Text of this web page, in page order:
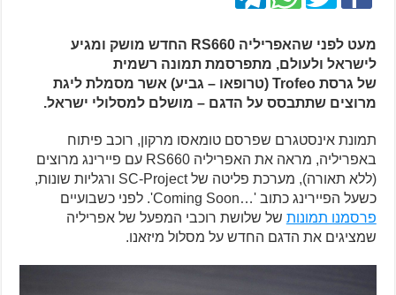
מעט לפני שהאפריליה RS660 החדש מושק ומגיע
לישראל ולעולם, מתפרסמת תמונה רשמית
של גרסת Trofeo (טרופאו – גביע) אשר מסמלת ליגת
מרוצים שתתבסס על הדגם – מושלם למסלולי ישראל.
תמונת אינסטגרם שפרסם טומאסו מרקון, רוכב פיתוח
באפריליה, מראה את האפריליה RS660 עם פיירינג מרוצים
(ללא תאורה), מערכת פליטה של SC-Project ורגליות שונות,
כשעל הפיירינג כתוב '…Coming Soon'. לפני כשבועיים
פרסמנו תמונות של שלושת רוכבי המפעל של אפריליה
שמציגים את הדגם החדש על מסלול מיזאנו.